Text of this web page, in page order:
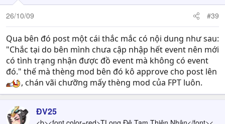
26/10/09 #39
Qua bên đó post một cái thắc mắc có nội dung như sau:
"Chắc tại do bên mình chưa cập nhập hết event nên mới
có tình trạng nhận được đồ event mà không có event
đó." thế mà thèng mod bên đó kô approve cho post lên
, chán vãi chưỡng mấy thèng mod của FPT luôn.
ĐV25